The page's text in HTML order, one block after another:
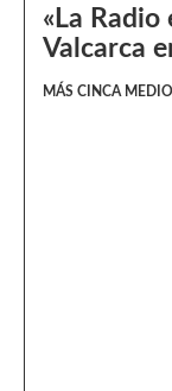
«La Radio
Valcarca
MÁS CINCA MEDIO